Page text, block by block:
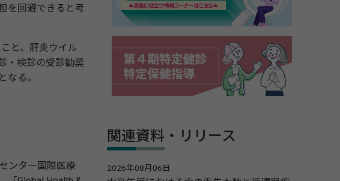
を回避できると考
と、肝炎ウイル
・検診の受診勧奨
なる。
ンター国際医療
関連資料・リリース
2026年08月06日